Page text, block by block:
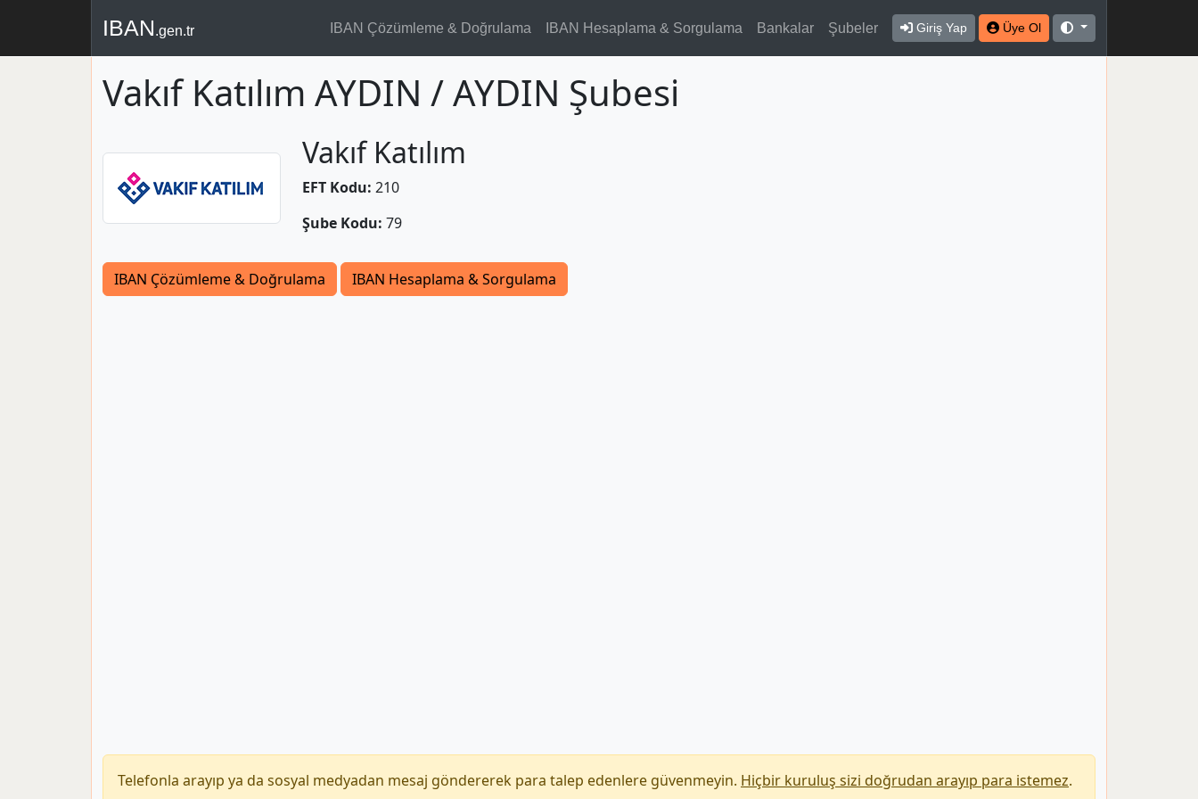
IBAN.gen.tr IBAN Çözümleme & Doğrulama IBAN Hesaplama & Sorgulama Bankalar Şubeler Giriş Yap Üye Ol
Vakıf Katılım AYDIN / AYDIN Şubesi
Vakıf Katılım
EFT Kodu: 210
Şube Kodu: 79
IBAN Çözümleme & Doğrulama IBAN Hesaplama & Sorgulama
Telefonla arayıp ya da sosyal medyadan mesaj göndererek para talep edenlere güvenmeyin. Hiçbir kuruluş sizi doğrudan arayıp para istemez.